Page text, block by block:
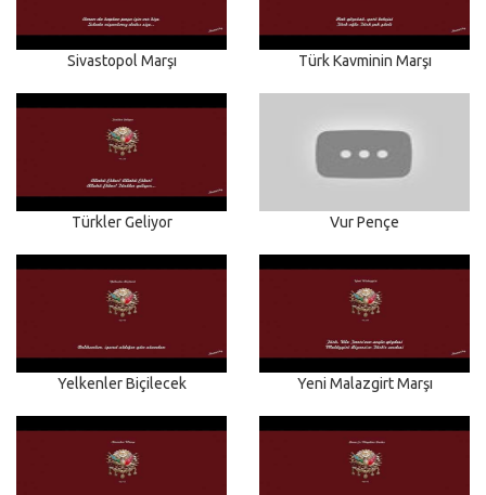
Sivastopol Marşı Türk Kavminin Marşı
Türkler Geliyor Vur Pençe
Yelkenler Biçilecek Yeni Malazgirt Marşı